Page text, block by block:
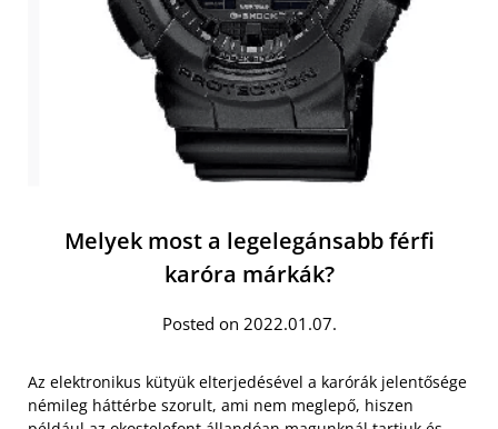
Melyek most a legelegánsabb férfi
karóra márkák?
Posted on 2022.01.07.
Az elektronikus kütyük elterjedésével a karórák jelentősége
némileg háttérbe szorult, ami nem meglepő, hiszen